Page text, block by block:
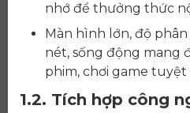
nhớ để thưởng thức
Màn hình lớn, độ
nét, sống động mang
phim, chơi game tuyệt
1.2. Tích hợp công